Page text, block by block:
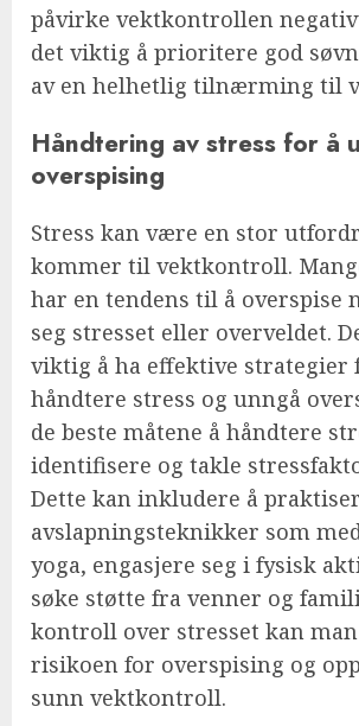
påvirke vektkontrollen
det viktig å prioritere god
av en helhetlig tilnærming til
Håndtering av stress for å
overspising
Stress kan være en stor
kommer til vektkontroll.
har en tendens til å overspise
seg stresset eller overveldet.
viktig å ha effektive strategier
håndtere stress og unngå
de beste måtene å håndtere
identifisere og takle
Dette kan inkludere å
avslapningsteknikker som
yoga, engasjere seg i fysisk
søke støtte fra venner og
kontroll over stresset kan
risikoen for overspising og
sunn vektkontroll.